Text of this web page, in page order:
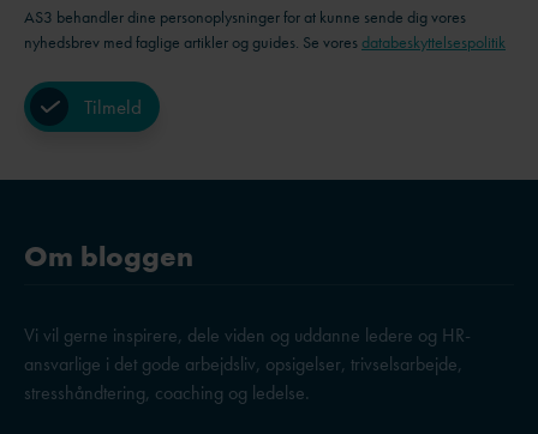
AS3 behandler dine personoplysninger for at kunne sende dig vores
nyhedsbrev med faglige artikler og guides. Se vores databeskyttelsespolitik
Om bloggen
Vi vil gerne inspirere, dele viden og uddanne ledere og HR-
ansvarlige i det gode arbejdsliv, opsigelser, trivselsarbejde,
stresshåndtering, coaching og ledelse.